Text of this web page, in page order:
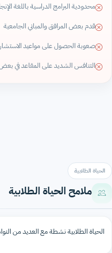
محدودية البرامج الدراسية باللغة
قدم بعض المرافق والمباني الجامعية
صعوبة الحصول على مواعيد
التنافس الشديد على المقاعد في
الحياة الطلابية
ملامح الحياة الطلابية
الحياة الطلابية نشطة مع العديد من